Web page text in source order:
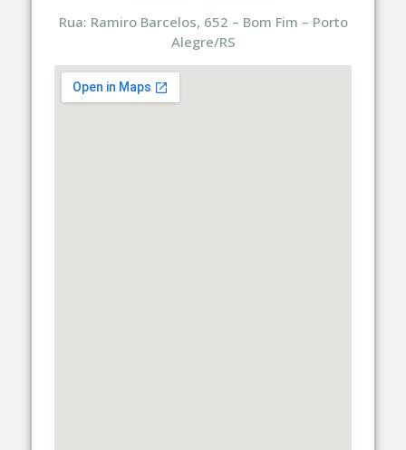
Rua: Ramiro Barcelos, 652 – Bom Fim – Porto
Alegre/RS